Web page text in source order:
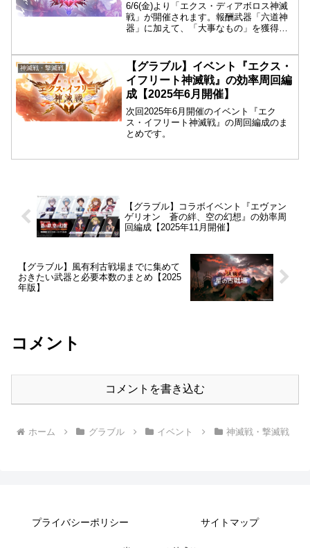
6/6(金)より「エクス・ディアボロス神滅
戦」が開催されます。報酬武器「六道神
器」に加えて、「大事なもの」を獲得・
ていく形式となります。
神滅戦・撃滅戦
【グラブル】イベント『エクス・
イフリート神滅戦』の効率周回編
成【2025年6月開催】
次回2025年6月開催のイベント『エク
ス・イフリート神滅戦』の周回編成のま
とめです。
【グラブル】コラボイベント『エヴァン
ゲリオン 蒼の絆、空の幻想』の効率周
回編成【2025年11月開催】
【グラブル】風有利古戦場までに集めて
おきたい武器と必要本数のまとめ【2025
年版】
コメント
コメントを書き込む
ホーム グラブル イベント 神滅戦・撃滅戦
プライバシーポリシー サイトマップ